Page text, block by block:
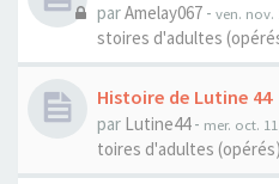
parAmelay067 - ven. nov.
stoires d'adultes
Histoire de Lutine 44
par Lutine44- mer. oct.
toires d'adultes (opérés)